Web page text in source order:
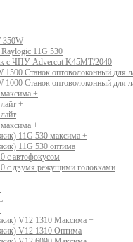
350W
11G 530
с ЧПУ Advercut K45MT/2040
Станок оптоволоконный для
Станок оптоволоконный для
+
+
+
11G 530 максима +
11G 530 оптима
с автофокусом
с двумя режущими головками
V12 1310 Максима +
V12 1310 Оптима